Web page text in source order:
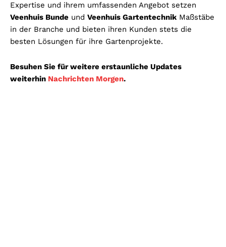
Expertise und ihrem umfassenden Angebot setzen
Veenhuis Bunde und Veenhuis Gartentechnik Maßstäbe
in der Branche und bieten ihren Kunden stets die
besten Lösungen für ihre Gartenprojekte.
Besuhen Sie für weitere erstaunliche Updates
weiterhin Nachrichten Morgen.